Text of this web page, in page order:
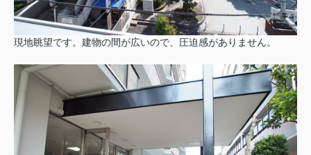
現地眺望です。建物の間が広いので、圧迫感がありません。